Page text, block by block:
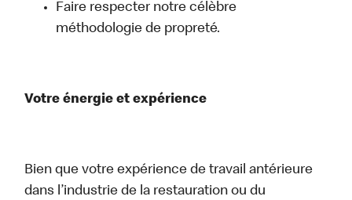
Faire respecter notre célèbre
méthodologie de propreté.
Votre énergie et expérience
Bien que votre expérience de travail antérieure
dans l’industrie de la restauration ou du